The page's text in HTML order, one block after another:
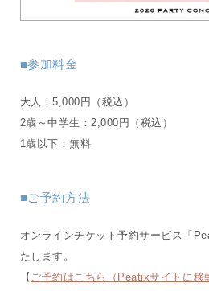
■参加料金
大人：5,000円（税込）
2歳～中学生：2,000円（税込）
1歳以下：無料
■ご予約方法
オンラインチケット予約サービス「
たします。
【 ご予約はこちら（Peatixサイトに移